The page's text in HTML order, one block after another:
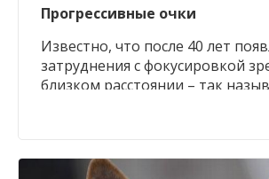
Прогрессивные очки
Известно, что после 40 лет
затруднения с фокусировкой
близком расстоянии – так